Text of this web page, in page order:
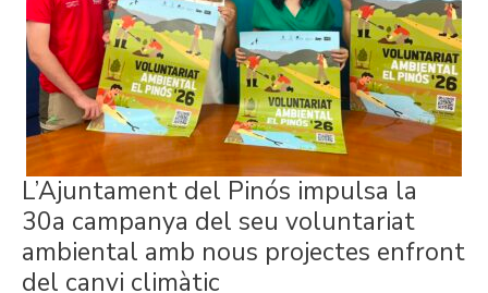
L’Ajuntament del Pinós impulsa la
30a campanya del seu voluntariat
ambiental amb nous projectes enfront
del canvi climàtic
L’Ajuntament
del
Pinós
impulsa
la
30a
campanya